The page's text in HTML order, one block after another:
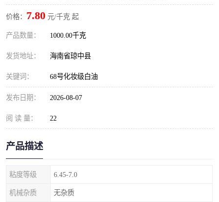
价格： 7.80 元/千克 起
产品数量： 1000.00千克
发货地址： 海南省琼中县
关键词： 68号化妆级白油
发布日期： 2026-08-07
阅 读 量： 22
产品描述
粘度等级 6.45-7.0
机械杂质 无杂质